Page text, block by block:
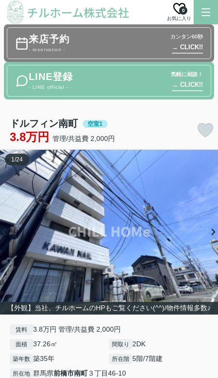
お気に入り
0
来店予約
- reservation -
カンタン60秒
→ CLICK!!
LINE登録
- LINE official -
気軽に相談！
→ CLICK!!
ドルフィン南町 空室1
3.8万円 管理/共益費 2,000円
【外観】当社、チルホームのHPもご覧ください(^^)/物件情報多数♪
1/24
賃料 3.8万円 管理/共益費 2,000円
面積 37.26㎡ 間取り 2DK
築年数 築35年 所在階 5階/7階建
所在地 群馬県前橋市南町３丁目46-10